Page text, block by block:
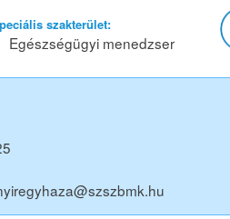
szakterület:
Egészségügyi menedzser